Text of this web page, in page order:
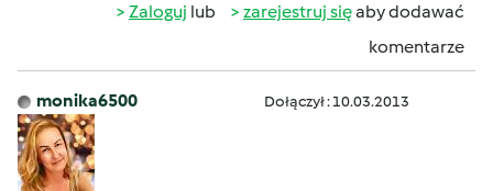
Zaloguj lub zarejestruj sięaby dodawać
komentarze
monika6500 Dołączył : 10.03.2013